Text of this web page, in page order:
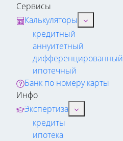
Сервисы
Калькуляторы
кредитный
аннуитетный
дифференцированный
ипотечный
Банк по номеру карты
Инфо
Экспертиза
кредиты
ипотека